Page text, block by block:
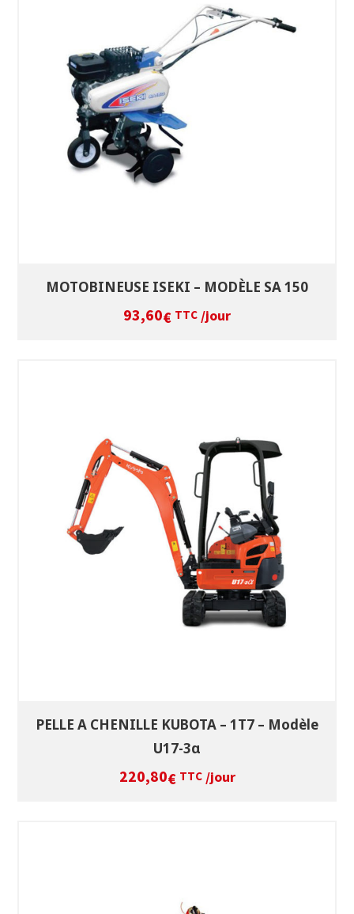
SÉLECTIONNEZ LES DATES
VOIR LE PRODUIT
MOTOBINEUSE ISEKI – MODÈLE SA 150
93,60€ TTC /jour
SÉLECTIONNEZ LES DATES
VOIR LE PRODUIT
PELLE A CHENILLE KUBOTA – 1T7 – Modèle
U17-3α
220,80€ TTC /jour